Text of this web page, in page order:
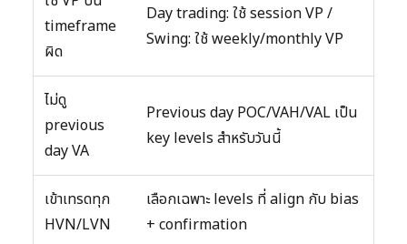
timeframe
ผิด
Day trading: ใช้ session VP /
Swing: ใช้ weekly/monthly VP
ไม่ดู
previous
day VA
Previous day POC/VAH/VAL เป็น
key levels สำหรับวันนี้
เข้าเทรดทุก
HVN/LVN
เลือกเฉพาะ levels ที่ align กับ bias
+ confirmation